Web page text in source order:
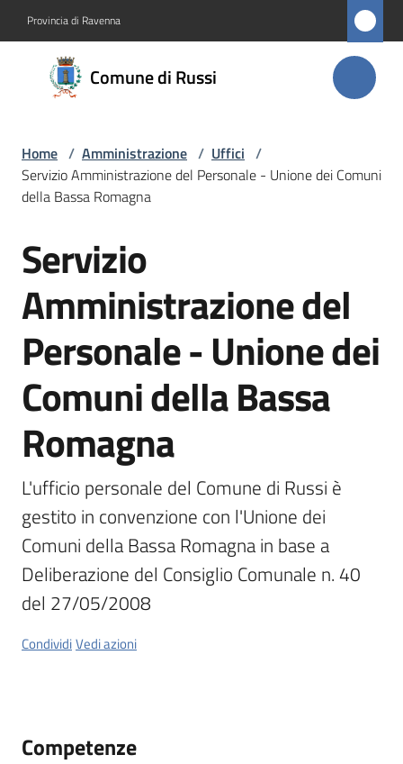
Provincia di Ravenna
Comune di Russi
Comune
di Russi
Amministrazione
Menu selezionato
Servizi
Vivere
Russi
Orari
Segnalazioni
Tutti
argomenti
Home / Amministrazione / Uffici /
Servizio Amministrazione del Personale - Unione dei Comuni
della Bassa Romagna
Salta al contenuto
Servizio
Amministrazione del
Personale - Unione dei
Comuni della Bassa
Romagna
L'ufficio personale del Comune di Russi è
gestito in convenzione con l'Unione dei
Comuni della Bassa Romagna in base a
Deliberazione del Consiglio Comunale n. 40
del 27/05/2008
CondividiVedi azioni
Competenze